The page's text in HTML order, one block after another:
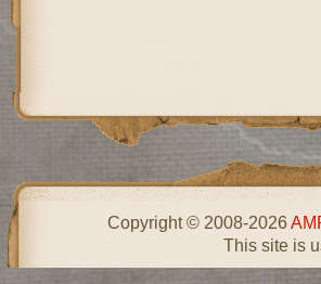
Copyright © 2008-2026
This site is